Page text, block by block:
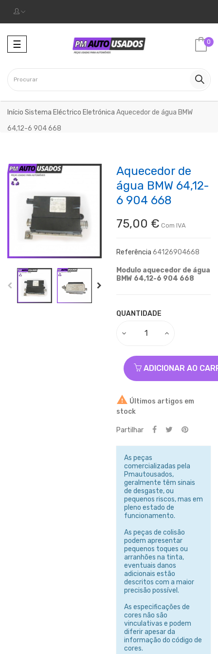
☰ 0
Início Sistema Eléctrico Eletrónica Aquecedor de água BMW
64,12-6 904 668
Aquecedor de
água BMW 64,12-
6 904 668
75,00 € Com IVA
Referência 64126904668
Modulo aquecedor de água
BMW 64,12-6 904 668
QUANTIDADE
ADICIONAR AO
 Últimos artigos em
stock
Partilhar
As peças
comercializadas pela
Pmautousados,
geralmente têm sinais
de desgaste, ou
pequenos riscos, mas em
pleno estado de
funcionamento.
As peças de colisão
podem apresentar
pequenos toques ou
arranhões na tinta,
eventuais danos
adicionais estão
descritos com a maior
precisão possível.
As especificações de
cores não são
vinculativas e podem
diferir apesar da
informação do código de
cores.